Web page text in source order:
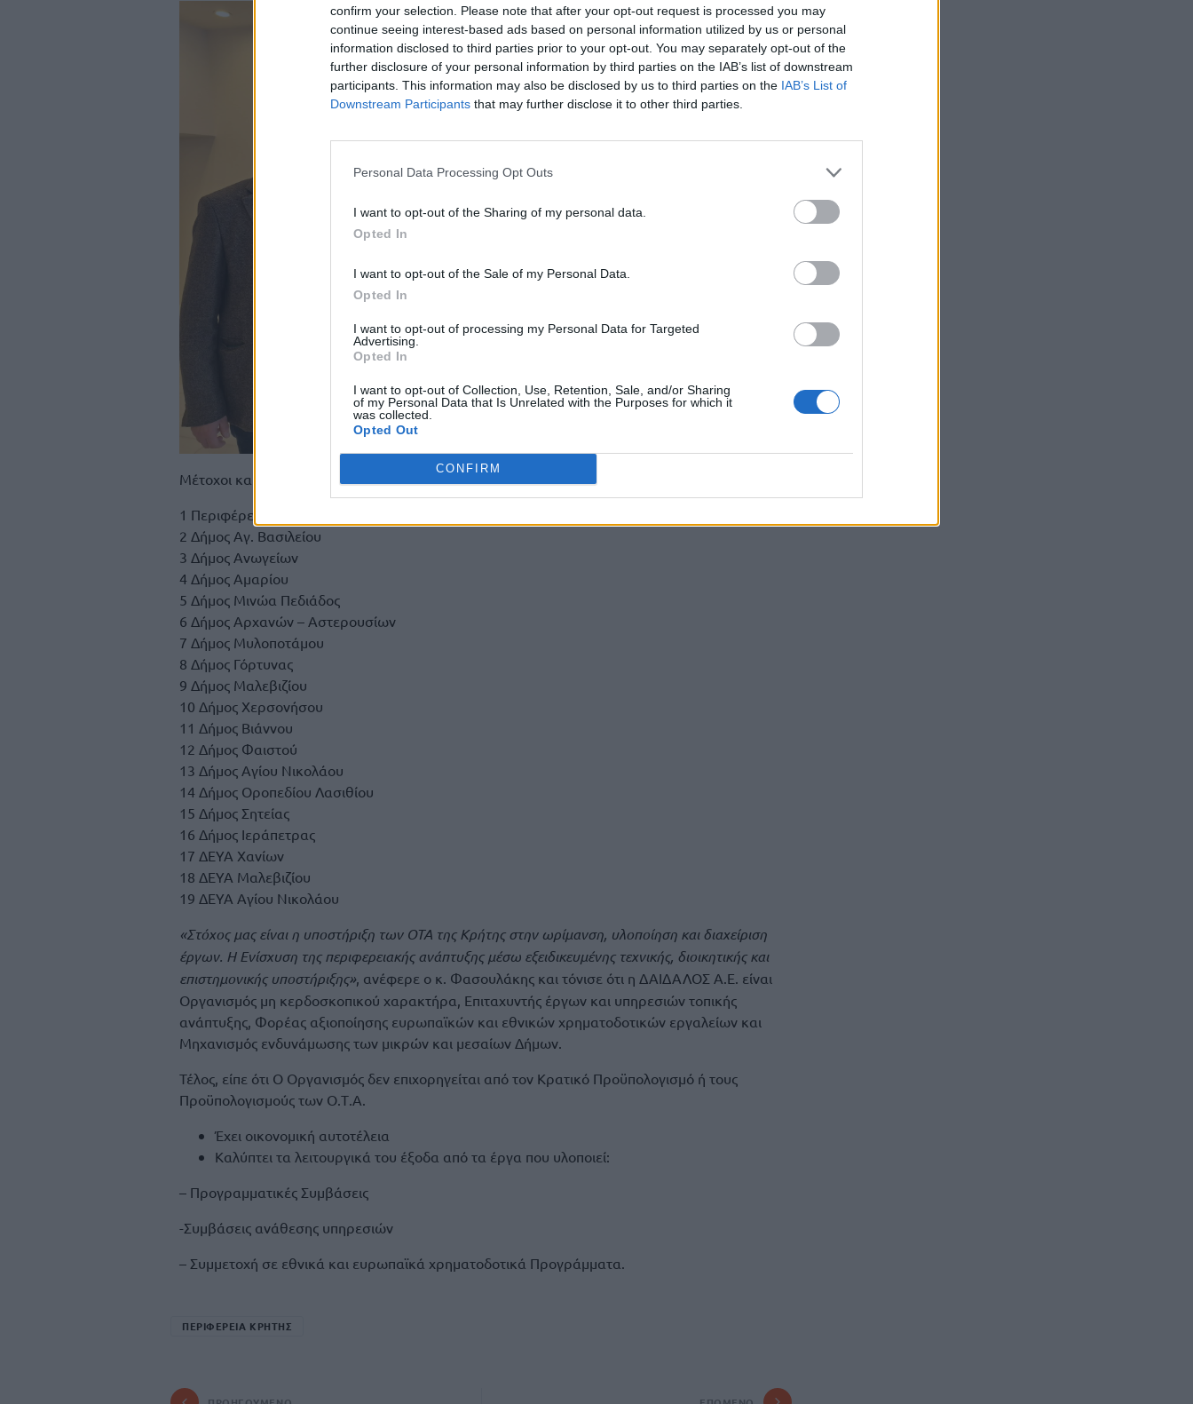
confirm your selection. Please note that after your opt-out request is processed you may
continue seeing interest-based ads based on personal information utilized by us or personal
information disclosed to third parties prior to your opt-out. You may separately opt-out of the
further disclosure of your personal information by third parties on the IAB’s list of downstream
participants. This information may also be disclosed by us to third parties on the IAB’s List of
Downstream Participants that may further disclose it to other third parties.
Personal Data Processing Opt Outs
I want to opt-out of the Sharing of my personal data.
Opted In
I want to opt-out of the Sale of my Personal Data.
Opted In
I want to opt-out of processing my Personal Data for Targeted
Advertising.
Opted In
I want to opt-out of Collection, Use, Retention, Sale, and/or Sharing
of my Personal Data that Is Unrelated with the Purposes for which it
was collected.
Opted Out
CONFIRM
Μέτοχοι και συνεργαζόμενοι φορείς της ΔΑΙΔΑΛΟΣ είναι:
1 Περιφέρεια Κρήτης
2 Δήμος Αγ. Βασιλείου
3 Δήμος Ανωγείων
4 Δήμος Αμαρίου
5 Δήμος Μινώα Πεδιάδος
6 Δήμος Αρχανών – Αστερουσίων
7 Δήμος Μυλοποτάμου
8 Δήμος Γόρτυνας
9 Δήμος Μαλεβιζίου
10 Δήμος Χερσονήσου
11 Δήμος Βιάννου
12 Δήμος Φαιστού
13 Δήμος Αγίου Νικολάου
14 Δήμος Οροπεδίου Λασιθίου
15 Δήμος Σητείας
16 Δήμος Ιεράπετρας
17 ΔΕΥΑ Χανίων
18 ΔΕΥΑ Μαλεβιζίου
19 ΔΕΥΑ Αγίου Νικολάου
«Στόχος μας είναι η υποστήριξη των ΟΤΑ της Κρήτης στην ωρίμανση, υλοποίηση και διαχείριση
έργων. Η Ενίσχυση της περιφερειακής ανάπτυξης μέσω εξειδικευμένης τεχνικής, διοικητικής και
επιστημονικής υποστήριξης», ανέφερε ο κ. Φασουλάκης και τόνισε ότι η ΔΑΙΔΑΛΟΣ Α.Ε. είναι
Οργανισμός μη κερδοσκοπικού χαρακτήρα, Επιταχυντής έργων και υπηρεσιών τοπικής
ανάπτυξης, Φορέας αξιοποίησης ευρωπαϊκών και εθνικών χρηματοδοτικών εργαλείων και
Μηχανισμός ενδυνάμωσης των μικρών και μεσαίων Δήμων.
Τέλος, είπε ότι Ο Οργανισμός δεν επιχορηγείται από τον Κρατικό Προϋπολογισμό ή τους
Προϋπολογισμούς των Ο.Τ.Α.
Έχει οικονομική αυτοτέλεια
Καλύπτει τα λειτουργικά του έξοδα από τα έργα που υλοποιεί:
– Προγραμματικές Συμβάσεις
-Συμβάσεις ανάθεσης υπηρεσιών
– Συμμετοχή σε εθνικά και ευρωπαϊκά χρηματοδοτικά Προγράμματα.
ΠΕΡΙΦΕΡΕΙΑ ΚΡΗΤΗΣ